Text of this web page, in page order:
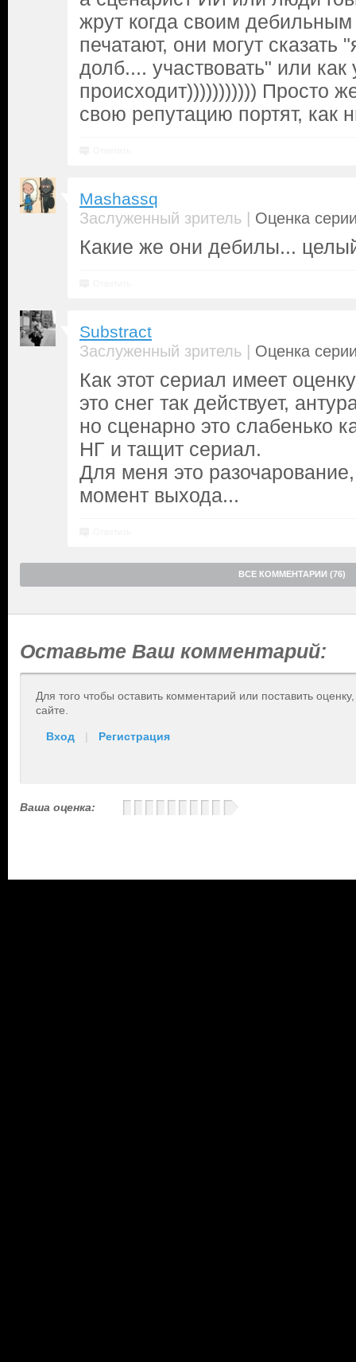
жрут когда своим
печатают, они могут сказать
долб.... участвовать" или как
происходит))))))))))) Просто
свою репутацию портят, как
Mashassq
Заслуженный зритель | Оценка
Какие же они дебилы...
Substract
Заслуженный зритель | Оценка
Как этот сериал имеет
это снег так действует,
но сценарно это слабенько
НГ и тащит сериал.
Для меня это
момент выхода...
ВСЕ КОММЕНТАРИИ (76)
Оставьте Ваш комментарий:
Для того чтобы оставить комментарий или поставить
сайте.
Вход | Регистрация
Ваша оценка: